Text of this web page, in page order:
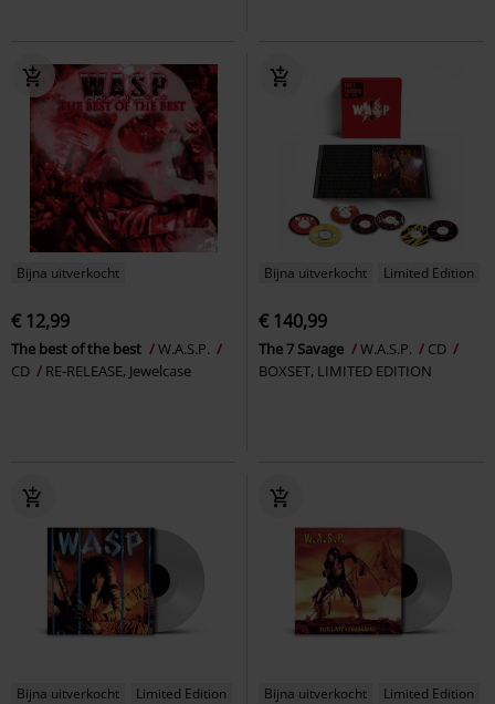
Bijna uitverkocht
€ 12,99
The best of the best
W.A.S.P.
CD
RE-RELEASE, Jewelcase
Bijna uitverkocht Limited Edition
€ 140,99
The 7 Savage W.A.S.P.
CD
BOXSET, LIMITED EDITION
Bijna uitverkocht Limited Edition Bijna uitverkocht Limited Edition